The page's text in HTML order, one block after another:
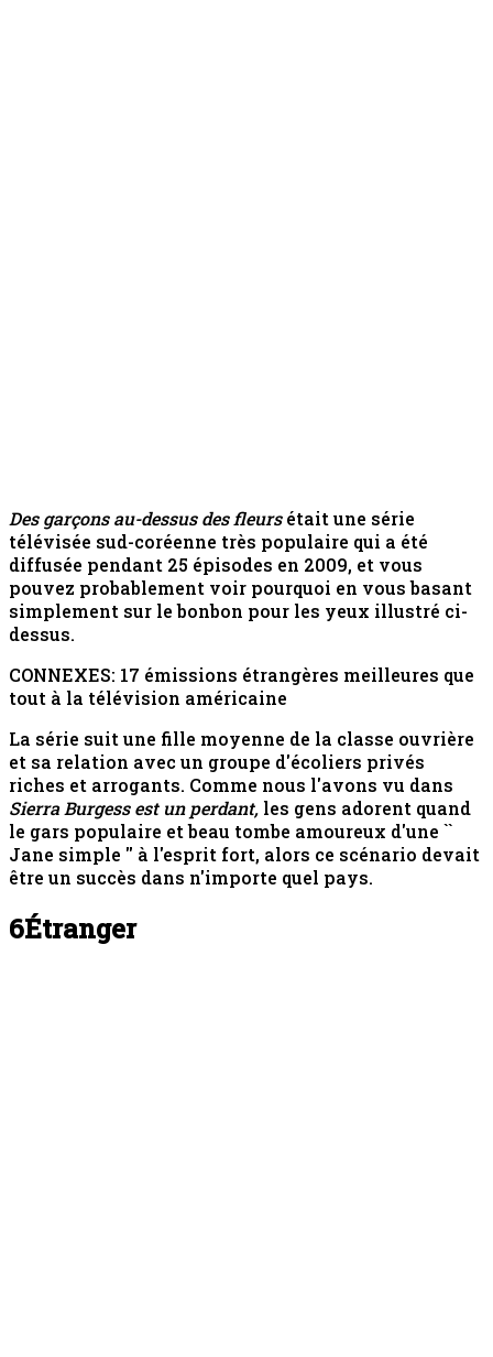
Des garçons au-dessus des fleursétait une série
télévisée sud-coréenne très populaire qui a été
diffusée pendant 25 épisodes en 2009, et vous
pouvez probablement voir pourquoi en vous basant
simplement sur le bonbon pour les yeux illustré ci-
dessus.
CONNEXES: 17 émissions étrangères meilleures que
tout à la télévision américaine
La série suit une fille moyenne de la classe ouvrière
et sa relation avec un groupe d'écoliers privés
riches et arrogants. Comme nous l'avons vu dans
Sierra Burgess est un perdant, les gens adorent quand
le gars populaire et beau tombe amoureux d'une ``
Jane simple '' à l'esprit fort, alors ce scénario devait
être un succès dans n'importe quel pays.
6Étranger